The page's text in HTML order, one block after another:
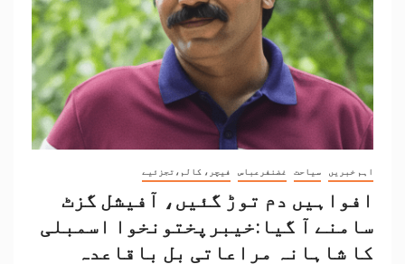
اہم خبریں سیاحت غضنفرعباس فیچر، کالم،تجزئیے
افواہیں دم توڑ گئیں، آفیشل گزٹ
سامنے آ گیا:خیبرپختونخوا اسمبلی
کا شاہانہ مراعاتی بل باقاعدہ